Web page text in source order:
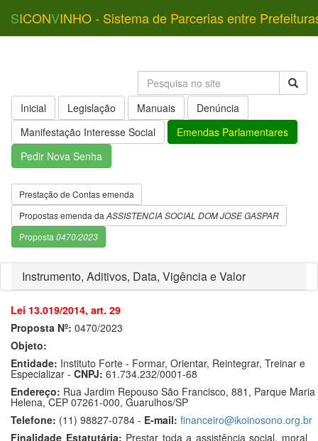
SICONVINHO - Sistema de Parcerias entre
Inicial Legislação Manuais
Denúncia
Manifestação Interesse Social
Emendas Parlamentares
Pedir Nova Senha
Prestação de Contas emenda
Propostas emenda da ASSISTENCIA SOCIAL DOM JOSE GASPAR
Proposta 0470/2023
Instrumento, Aditivos, Data, Vigência e Valor
Lei 13.019/2014, art. 29
Proposta Nº: 0470/2023
Objeto:
Entidade: Instituto Forte - Formar, Orientar, Reintegrar, Treinar e
Especializar - CNPJ: 61.734.232/0001-68
Endereço: Rua Jardim Repouso São Francisco, 881, Parque Maria
Helena, CEP 07261-000, Guarulhos/SP
Telefone: (11) 98827-0784 - E-mail: financeiro@ikoinosono.org.br
Finalidade Estatutária: Prestar toda a assistência social, moral